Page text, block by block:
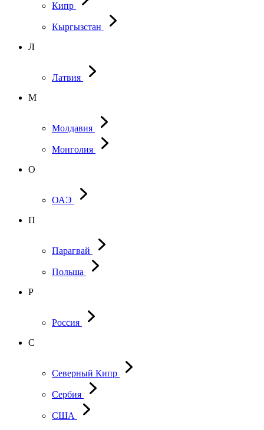
Кипр
Кыргызстан
Л
Латвия
М
Молдавия
Монголия
О
ОАЭ
П
Парагвай
Польша
Р
Россия
С
Северный Кипр
Сербия
США